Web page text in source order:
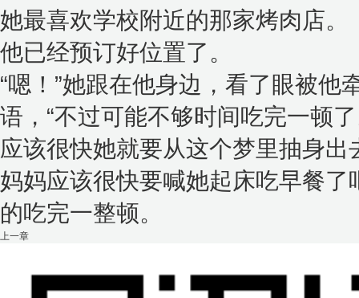
她最喜欢学校附近的那家烤肉店。
他已经预订好位置了。
“嗯！”她跟在他身边，看了眼被
语，“不过可能不够时间吃完一顿了
应该很快她就要从这个梦里抽身出
妈妈应该很快要喊她起床吃早餐
的吃完一整顿。
上一章